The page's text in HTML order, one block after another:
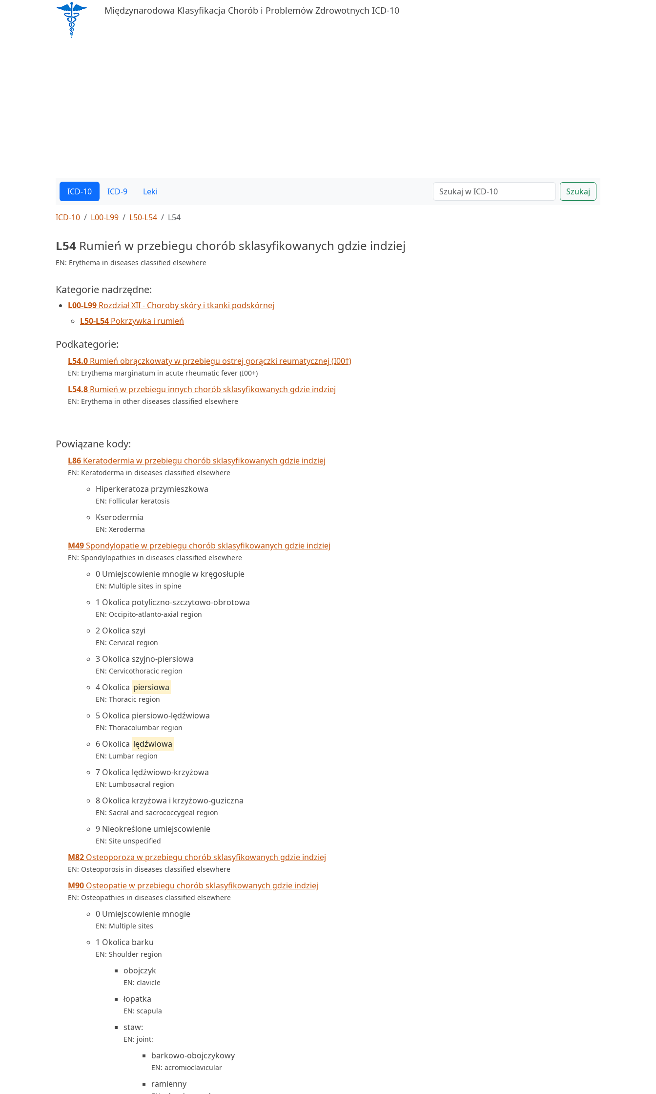
Międzynarodowa Klasyfikacja Chorób i Problemów Zdrowotnych ICD-10
ICD-10 ICD-9 Leki Szukaj
ICD-10 L00-L99 L50-L54 L54
L54 Rumień w przebiegu chorób sklasyfikowanych gdzie indziej
EN: Erythema in diseases classified elsewhere
Kategorie nadrzędne:
L00-L99 Rozdział XII - Choroby skóry i tkanki podskórnej
L50-L54 Pokrzywka i rumień
Podkategorie:
L54.0 Rumień obrączkowaty w przebiegu ostrej gorączki reumatycznej (I00†)
EN: Erythema marginatum in acute rheumatic fever (I00+)
L54.8 Rumień w przebiegu innych chorób sklasyfikowanych gdzie indziej
EN: Erythema in other diseases classified elsewhere
Powiązane kody:
L86 Keratodermia w przebiegu chorób sklasyfikowanych gdzie indziej
EN: Keratoderma in diseases classified elsewhere
Hiperkeratoza przymieszkowa
EN: Follicular keratosis
Kserodermia
EN: Xeroderma
M49Spondylopatie w przebiegu chorób sklasyfikowanych gdzie indziej
EN: Spondylopathies in diseases classified elsewhere
0 Umiejscowienie mnogie w kręgosłupie
EN: Multiple sites in spine
1 Okolica potyliczno-szczytowo-obrotowa
EN: Occipito-atlanto-axial region
2 Okolica szyi
EN: Cervical region
3 Okolica szyjno-piersiowa
EN: Cervicothoracic region
4 Okolica piersiowa
EN: Thoracic region
5 Okolica piersiowo-lędźwiowa
EN: Thoracolumbar region
6 Okolica lędźwiowa
EN: Lumbar region
7 Okolica lędźwiowo-krzyżowa
EN: Lumbosacral region
8 Okolica krzyżowa i krzyżowo-guziczna
EN: Sacral and sacrococcygeal region
9 Nieokreślone umiejscowienie
EN: Site unspecified
M82 Osteoporoza w przebiegu chorób sklasyfikowanych gdzie indziej
EN: Osteoporosis in diseases classified elsewhere
M90 Osteopatie w przebiegu chorób sklasyfikowanych gdzie indziej
EN: Osteopathies in diseases classified elsewhere
0 Umiejscowienie mnogie
EN: Multiple sites
1 Okolica barku
EN: Shoulder region
obojczyk
EN: clavicle
łopatka
EN: scapula
staw:
EN: joint:
barkowo-obojczykowy
EN: acromioclavicular
ramienny